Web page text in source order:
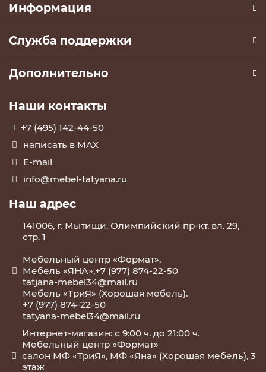
Информация
Служба поддержки
Дополнительно
Наши контакты
+7 (495) 142-44-50
написать в МАХ
E-mail
info@mebel-tatyana.ru
Наш адрес
141006, г. Мытищи, Олимпийский пр-кт, вл. 29,
стр. 1
Мебельный центр «Формат»,
Мебель «ЯНА»,+7 (977) 874-22-50
tatjana-mebel34@mail.ru
Мебель «ТриЯ» (Хорошая мебель).
+7 (977) 874-22-50
tatyana-mebel34@mail.ru
Интернет-магазин: с 9:00 ч. до 21:00 ч.
Мебельный центр «Формат»
салон МФ «ТриЯ», МФ «Яна» (Хорошая мебель), 3
этаж